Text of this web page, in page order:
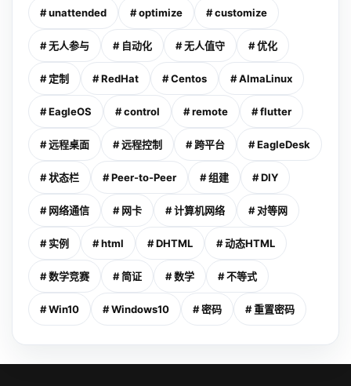
# unattended # optimize # customize
# 无人参与 # 自动化 # 无人值守 # 优化
# 定制 # RedHat # Centos # AlmaLinux
# EagleOS # control # remote # flutter
# 远程桌面 # 远程控制 # 跨平台 # EagleDesk
# 状态栏 # Peer-to-Peer # 组建 # DIY
# 网络通信 # 网卡 # 计算机网络 # 对等网
# 实例 # html # DHTML # 动态HTML
# 数学竞赛 # 简证 # 数学 # 不等式
# Win10 # Windows10 # 密码 # 重置密码